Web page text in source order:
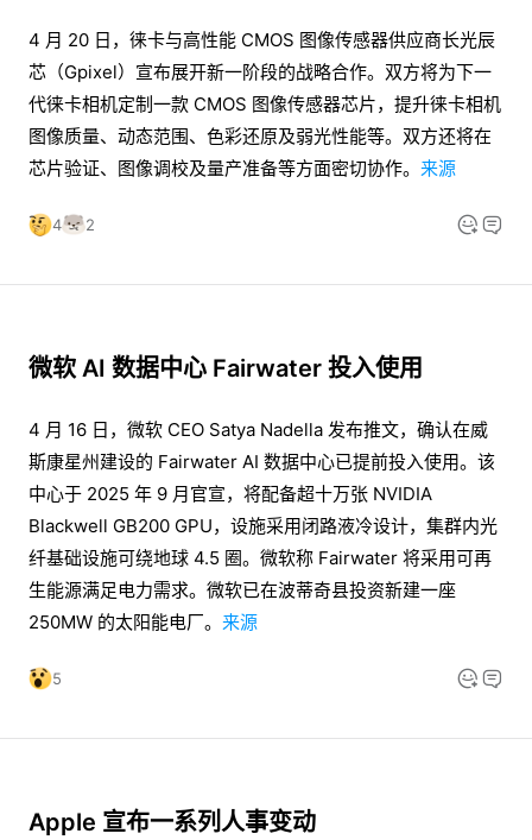
4 月 20 日，徕卡与高性能 CMOS 图像传感器供应商长光辰
芯（Gpixel）宣布展开新一阶段的战略合作。双方将为下一
代徕卡相机定制一款 CMOS 图像传感器芯片，提升徕卡相机
图像质量、动态范围、色彩还原及弱光性能等。双方还将在
芯片验证、图像调校及量产准备等方面密切协作。 来源
4 2
微软 AI 数据中心 Fairwater 投入使用
4 月 16 日，微软 CEO Satya Nadella 发布推文，确认在威
斯康星州建设的 Fairwater AI 数据中心已提前投入使用。该
中心于 2025 年 9 月官宣，将配备超十万张 NVIDIA
Blackwell GB200 GPU，设施采用闭路液冷设计，集群内光
纤基础设施可绕地球 4.5 圈。微软称 Fairwater 将采用可再
生能源满足电力需求。微软已在波蒂奇县投资新建一座
250MW 的太阳能电厂。 来源
5
Apple 宣布一系列人事变动